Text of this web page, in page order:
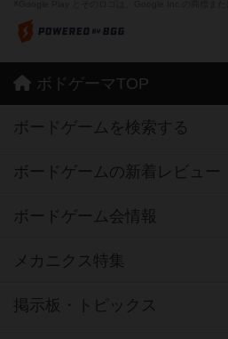
ボドゲーマTOP
ボードゲームを検索する
ボードゲームの新着レビュー
ボードゲーム会情報
メカニクス特集
掲示板・トピックス